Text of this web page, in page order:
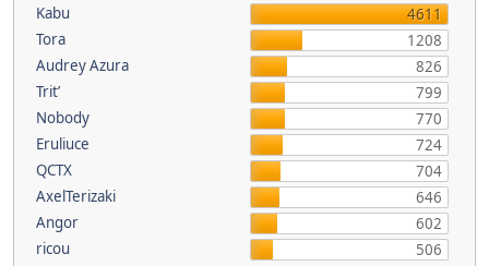
Kabu
4611
Tora
1208
Audrey Azura
826
Trit’
799
Nobody
770
Eruliuce
724
QCTX
704
AxelTerizaki
646
Angor
602
ricou
506